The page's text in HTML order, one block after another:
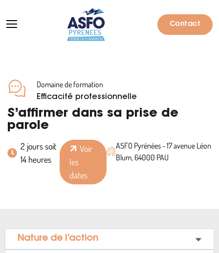
Contact
Formations
Particuliers
Entreprises
Qui sommes-nous ?
Domaine de formation
Efficacité professionnelle
S’affirmer dans sa prise de
parole
2 jours soit
14 heures
Voir
les
dates
ASFO Pyrénées - 17 avenue Léon
Blum, 64000 PAU
Nature de l’action